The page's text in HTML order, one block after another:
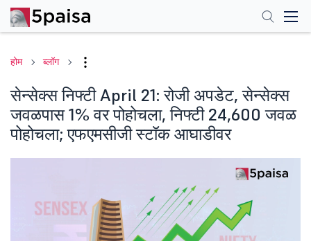
होम ब्लॉग
सेन्सेक्स निफ्टी April 21: रोजी अपडेट, सेन्सेक्स
जवळपास 1% वर पोहोचला, निफ्टी 24,600 जवळ
पोहोचला; एफएमसीजी स्टॉक आघाडीवर